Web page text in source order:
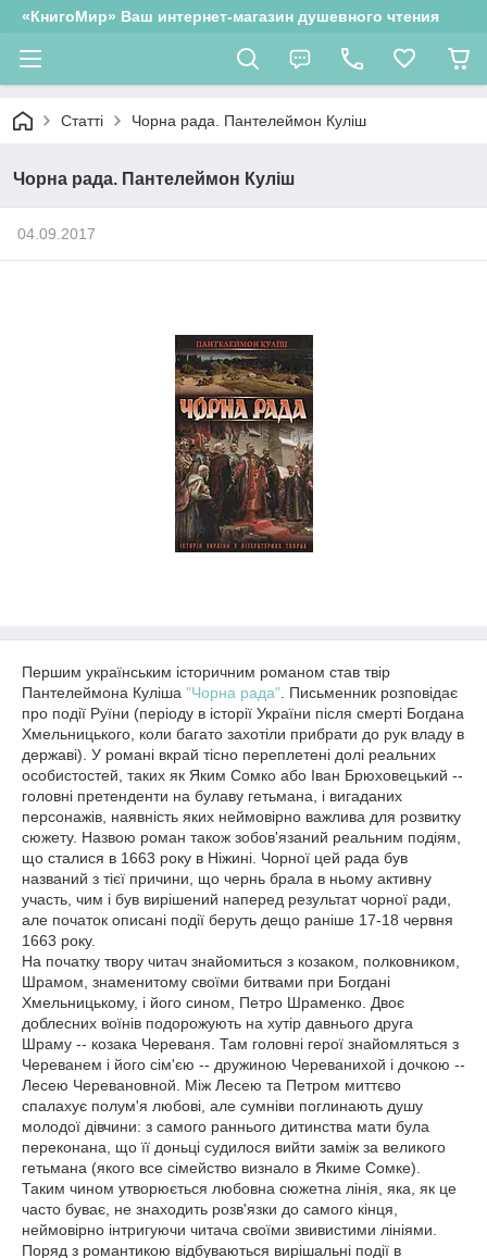
«КнигоМир» Ваш интернет-магазин душевного чтения
Статті Чорна рада. Пантелеймон Куліш
Чорна рада. Пантелеймон Куліш
04.09.2017
Першим українським історичним романом став твір
Пантелеймона Куліша "Чорна рада" . Письменник розповідає
про події Руїни (періоду в історії України після смерті Богдана
Хмельницького, коли багато захотіли прибрати до рук владу в
державі). У романі вкрай тісно переплетені долі реальних
особистостей, таких як Яким Сомко або Іван Брюховецький --
головні претенденти на булаву гетьмана, і вигаданих
персонажів, наявність яких неймовірно важлива для розвитку
сюжету. Назвою роман також зобов'язаний реальним подіям,
що сталися в 1663 року в Ніжині. Чорної цей рада був
названий з тієї причини, що чернь брала в ньому активну
участь, чим і був вирішений наперед результат чорної ради,
але початок описані події беруть дещо раніше 17-18 червня
1663 року.
На початку твору читач знайомиться з козаком, полковником,
Шрамом, знаменитому своїми битвами при Богдані
Хмельницькому, і його сином, Петро Шраменко. Двоє
доблесних воїнів подорожують на хутір давнього друга
Шраму -- козака Череваня. Там головні герої знайомляться з
Череванем і його сім'єю -- дружиною Череванихой і дочкою --
Лесею Черевановной. Між Лесею та Петром миттєво
спалахує полум'я любові, але сумніви поглинають душу
молодої дівчини: з самого раннього дитинства мати була
переконана, що її доньці судилося вийти заміж за великого
гетьмана (якого все сімейство визнало в Якиме Сомке).
Таким чином утворюється любовна сюжетна лінія, яка, як це
часто буває, не знаходить розв'язки до самого кінця,
неймовірно інтригуючи читача своїми звивистими лініями.
Поряд з романтикою відбуваються вирішальні події в